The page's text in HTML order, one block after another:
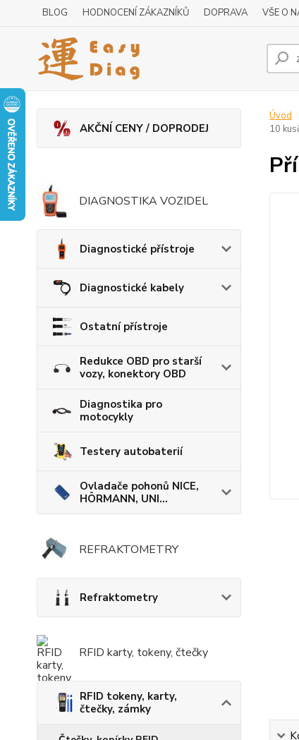
BLOG HODNOCENÍ ZÁKAZNÍKŮ DOPRAVA VŠE O
AKČNÍ CENY / DOPRODEJ
DIAGNOSTIKA VOZIDEL
Diagnostické přístroje
Diagnostické kabely
Ostatní přístroje
Redukce OBD pro starší
vozy, konektory OBD
Diagnostika pro
motocykly
Testery autobaterií
Ovladače pohonů NICE,
HÖRMANN, UNI...
REFRAKTOMETRY
Refraktometry
RFID karty, tokeny, čtečky
RFID tokeny, karty,
čtečky, zámky
Úvod
10